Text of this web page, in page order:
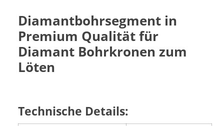
Diamantbohrsegment in
Premium Qualität für
Diamant Bohrkronen zum
Löten
Technische Details: